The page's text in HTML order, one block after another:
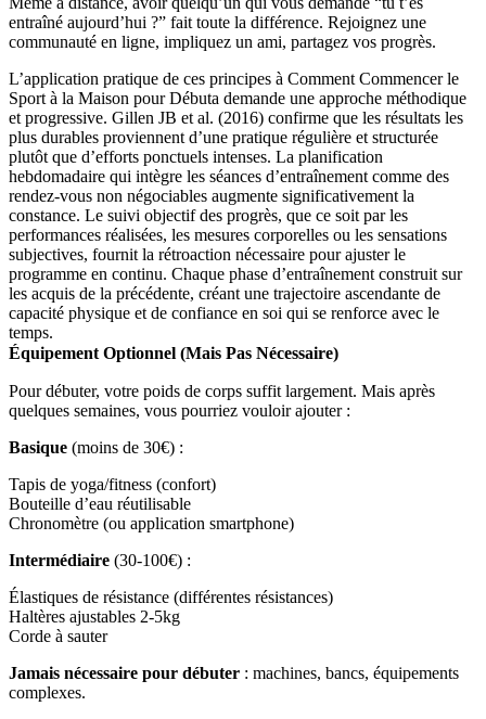
entraîné aujourd’hui ?” fait toute la différence. Rejoignez une
communauté en ligne, impliquez un ami, partagez vos progrès.
L’application pratique de ces principes à Comment Commencer le
Sport à la Maison pour Débuta demande une approche méthodique
et progressive. Gillen JB et al. (2016) confirme que les résultats les
plus durables proviennent d’une pratique régulière et structurée
plutôt que d’efforts ponctuels intenses. La planification
hebdomadaire qui intègre les séances d’entraînement comme des
rendez-vous non négociables augmente significativement la
constance. Le suivi objectif des progrès, que ce soit par les
performances réalisées, les mesures corporelles ou les sensations
subjectives, fournit la rétroaction nécessaire pour ajuster le
programme en continu. Chaque phase d’entraînement construit sur
les acquis de la précédente, créant une trajectoire ascendante de
capacité physique et de confiance en soi qui se renforce avec le
temps.
Équipement Optionnel (Mais Pas Nécessaire)
Pour débuter, votre poids de corps suffit largement. Mais après
quelques semaines, vous pourriez vouloir ajouter :
Basique (moins de 30€) :
Tapis de yoga/fitness (confort)
Bouteille d’eau réutilisable
Chronomètre (ou application smartphone)
Intermédiaire (30-100€) :
Élastiques de résistance (différentes résistances)
Haltères ajustables 2-5kg
Corde à sauter
Jamais nécessaire pour débuter : machines, bancs, équipements
complexes.